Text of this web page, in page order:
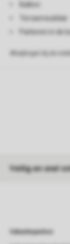
Balkon
Terrasmeubilair
Parkeren in de
Veilig en snel
Vakantieparken